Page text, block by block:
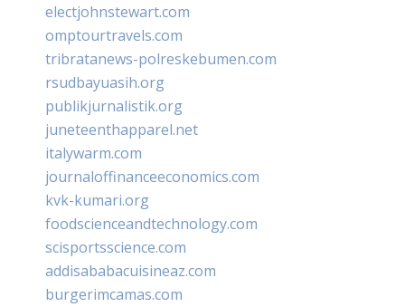
electjohnstewart.com
omptourtravels.com
tribratanews-polreskebumen.com
rsudbayuasih.org
publikjurnalistik.org
juneteenthapparel.net
italywarm.com
journaloffinanceeconomics.com
kvk-kumari.org
foodscienceandtechnology.com
scisportsscience.com
addisababacuisineaz.com
burgerimcamas.com